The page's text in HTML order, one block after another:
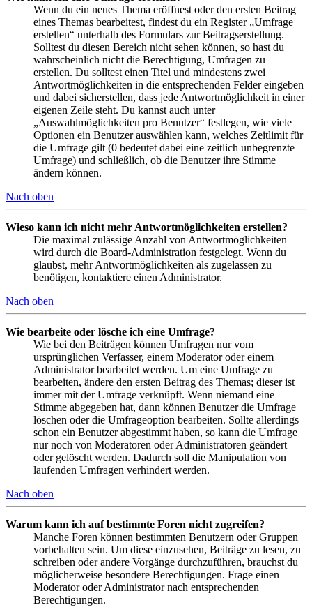
Wenn du ein neues Thema eröffnest oder den ersten Beitrag
eines Themas bearbeitest, findest du ein Register „Umfrage
erstellen“ unterhalb des Formulars zur Beitragserstellung.
Solltest du diesen Bereich nicht sehen können, so hast du
wahrscheinlich nicht die Berechtigung, Umfragen zu
erstellen. Du solltest einen Titel und mindestens zwei
Antwortmöglichkeiten in die entsprechenden Felder eingeben
und dabei sicherstellen, dass jede Antwortmöglichkeit in einer
eigenen Zeile steht. Du kannst auch unter
„Auswahlmöglichkeiten pro Benutzer“ festlegen, wie viele
Optionen ein Benutzer auswählen kann, welches Zeitlimit für
die Umfrage gilt (0 bedeutet dabei eine zeitlich unbegrenzte
Umfrage) und schließlich, ob die Benutzer ihre Stimme
ändern können.
Nach oben
Wieso kann ich nicht mehr Antwortmöglichkeiten erstellen?
Die maximal zulässige Anzahl von Antwortmöglichkeiten
wird durch die Board-Administration festgelegt. Wenn du
glaubst, mehr Antwortmöglichkeiten als zugelassen zu
benötigen, kontaktiere einen Administrator.
Nach oben
Wie bearbeite oder lösche ich eine Umfrage?
Wie bei den Beiträgen können Umfragen nur vom
ursprünglichen Verfasser, einem Moderator oder einem
Administrator bearbeitet werden. Um eine Umfrage zu
bearbeiten, ändere den ersten Beitrag des Themas; dieser ist
immer mit der Umfrage verknüpft. Wenn niemand eine
Stimme abgegeben hat, dann können Benutzer die Umfrage
löschen oder die Umfrageoption bearbeiten. Sollte allerdings
schon ein Benutzer abgestimmt haben, so kann die Umfrage
nur noch von Moderatoren oder Administratoren geändert
oder gelöscht werden. Dadurch soll die Manipulation von
laufenden Umfragen verhindert werden.
Nach oben
Warum kann ich auf bestimmte Foren nicht zugreifen?
Manche Foren können bestimmten Benutzern oder Gruppen
vorbehalten sein. Um diese einzusehen, Beiträge zu lesen, zu
schreiben oder andere Vorgänge durchzuführen, brauchst du
möglicherweise besondere Berechtigungen. Frage einen
Moderator oder Administrator nach entsprechenden
Berechtigungen.